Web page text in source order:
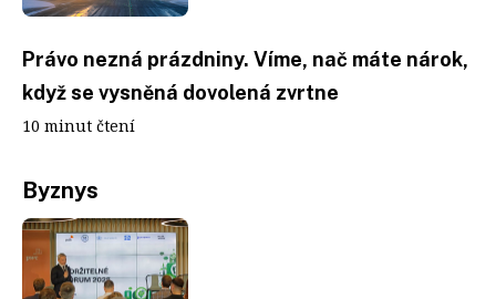
Právo nezná prázdniny. Víme, nač máte nárok,
když se vysněná dovolená zvrtne
10 minut čtení
Byznys